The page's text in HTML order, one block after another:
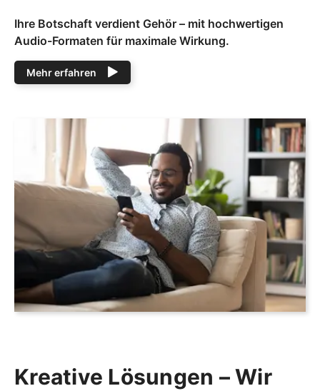
Ihre Botschaft verdient Gehör – mit hochwertigen
Audio-Formaten für maximale Wirkung.
Mehr erfahren
Kreative Lösungen – Wir